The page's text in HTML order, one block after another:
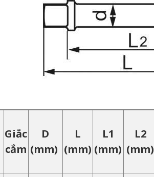
Giắc
cắm
D
(mm)
L
(mm)
L1
(mm)
L2
(mm)